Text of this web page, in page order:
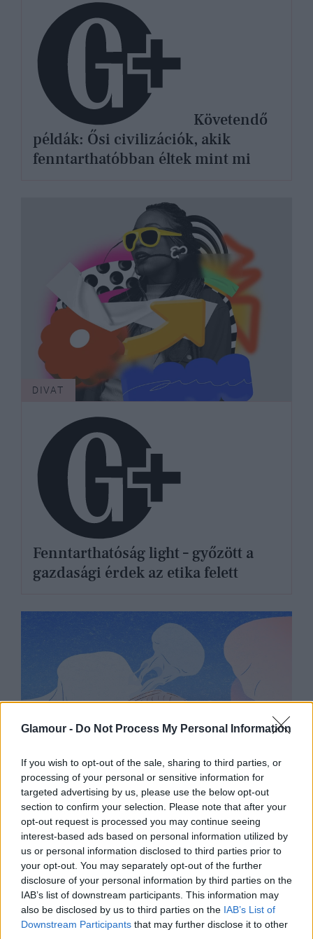
Glamour - Do Not Process My Personal Information
If you wish to opt-out of the sale, sharing to third parties, or
processing of your personal or sensitive information for
targeted advertising by us, please use the below opt-out
section to confirm your selection. Please note that after your
opt-out request is processed you may continue seeing
interest-based ads based on personal information utilized by
us or personal information disclosed to third parties prior to
your opt-out. You may separately opt-out of the further
disclosure of your personal information by third parties on the
IAB’s list of downstream participants. This information may
also be disclosed by us to third parties on the IAB’s List of
Downstream Participants that may further disclose it to other
példák: Ősi civilizációk, akik
fenntarthatóbban éltek mint mi
DIVAT
Fenntarthatóság light – győzött a
gazdasági érdek az etika felett
ÉLETMÓD